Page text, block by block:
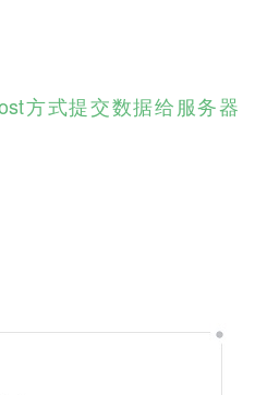
方式提交数据给服务器